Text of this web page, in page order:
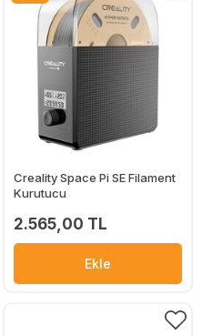
Creality Space Pi SE Filament
Kurutucu
2.565,00 TL
Ekle